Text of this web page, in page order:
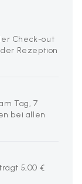
Check-out
Rezeption
Tag, 7
bei allen
5,00 €